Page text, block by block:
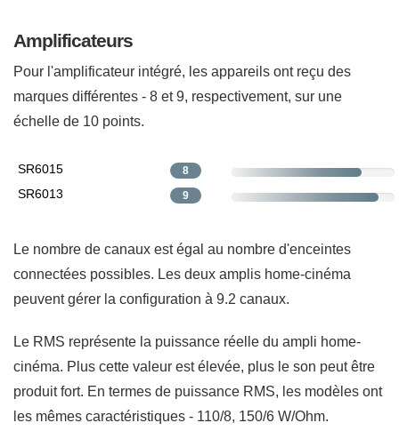
Amplificateurs
Pour l'amplificateur intégré, les appareils ont reçu des
marques différentes - 8 et 9, respectivement, sur une
échelle de 10 points.
SR6015 8
SR6013 9
Le nombre de canaux est égal au nombre d'enceintes
connectées possibles. Les deux amplis home-cinéma
peuvent gérer la configuration à 9.2 canaux.
Le RMS représente la puissance réelle du ampli home-
cinéma. Plus cette valeur est élevée, plus le son peut être
produit fort. En termes de puissance RMS, les modèles ont
les mêmes caractéristiques - 110/8, 150/6 W/Ohm.